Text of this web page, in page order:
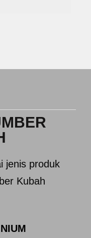
jenis produk
Kubah